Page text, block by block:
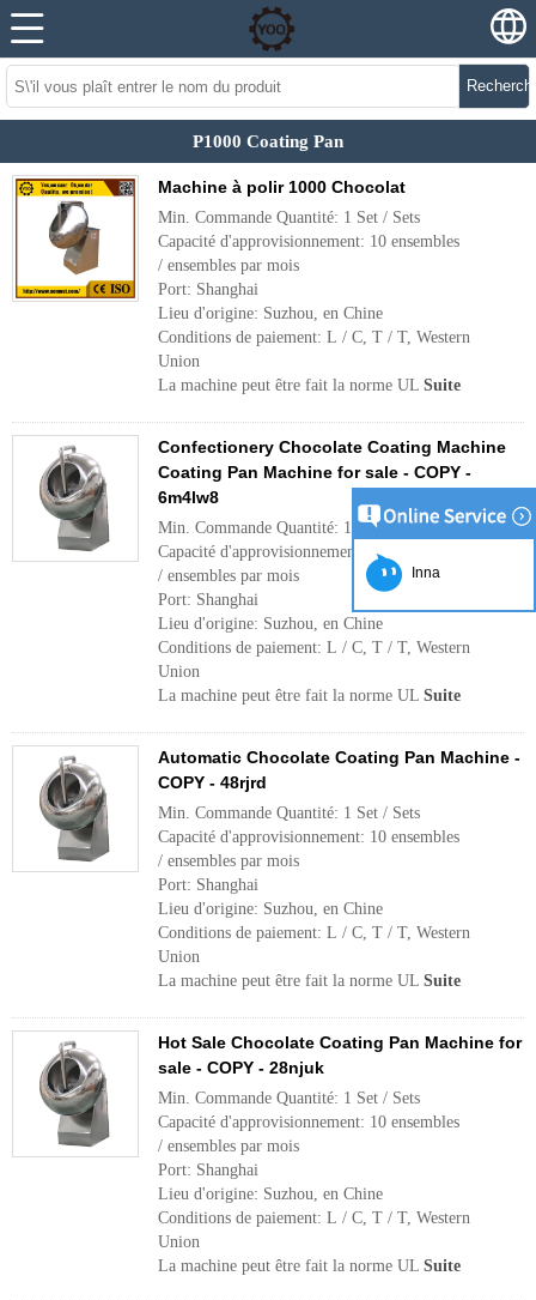
P1000 Coating Pan
Machine à polir 1000 Chocolat
Min. Commande Quantité: 1 Set / Sets
Capacité d'approvisionnement: 10 ensembles
/ ensembles par mois
Port: Shanghai
Lieu d'origine: Suzhou, en Chine
Conditions de paiement: L / C, T / T, Western
Union
La machine peut être fait la norme UL Suite
Confectionery Chocolate Coating Machine
Coating Pan Machine for sale - COPY -
6m4lw8
Min. Commande Quantité: 1 Set / Sets
Capacité d'approvisionnement: 10 ensembles
/ ensembles par mois
Port: Shanghai
Lieu d'origine: Suzhou, en Chine
Conditions de paiement: L / C, T / T, Western
Union
La machine peut être fait la norme UL Suite
Automatic Chocolate Coating Pan Machine -
COPY - 48rjrd
Min. Commande Quantité: 1 Set / Sets
Capacité d'approvisionnement: 10 ensembles
/ ensembles par mois
Port: Shanghai
Lieu d'origine: Suzhou, en Chine
Conditions de paiement: L / C, T / T, Western
Union
La machine peut être fait la norme UL Suite
Hot Sale Chocolate Coating Pan Machine for
sale - COPY - 28njuk
Min. Commande Quantité: 1 Set / Sets
Capacité d'approvisionnement: 10 ensembles
/ ensembles par mois
Port: Shanghai
Lieu d'origine: Suzhou, en Chine
Conditions de paiement: L / C, T / T, Western
Union
La machine peut être fait la norme UL Suite
Inna